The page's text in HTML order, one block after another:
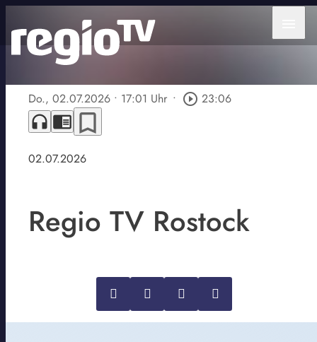
Do., 02.07.2026 • 17:01 Uhr • play_circle_outline 23:06
headphones chrome_reader_mode bookmark_border
02.07.2026
Regio TV Rostock